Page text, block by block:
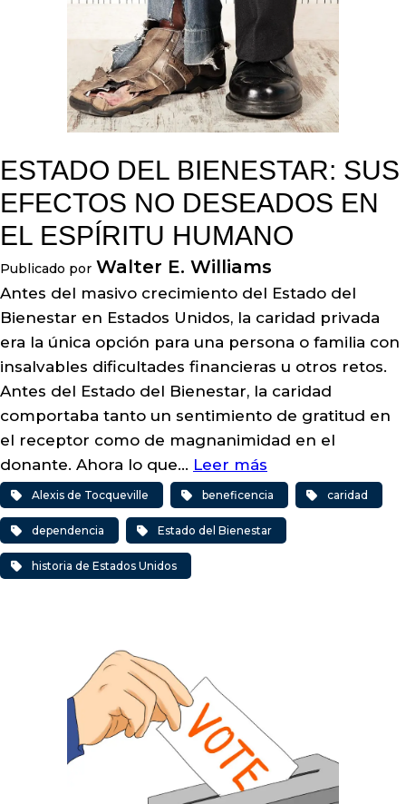
ESTADO DEL BIENESTAR: SUS
EFECTOS NO DESEADOS EN
EL ESPÍRITU HUMANO
Publicado por Walter E. Williams
Antes del masivo crecimiento del Estado del
Bienestar en Estados Unidos, la caridad privada
era la única opción para una persona o familia con
insalvables dificultades financieras u otros retos.
Antes del Estado del Bienestar, la caridad
comportaba tanto un sentimiento de gratitud en
el receptor como de magnanimidad en el
donante. Ahora lo que… Leer más
Alexis de Tocqueville beneficencia caridad
dependencia Estado del Bienestar
historia de Estados Unidos